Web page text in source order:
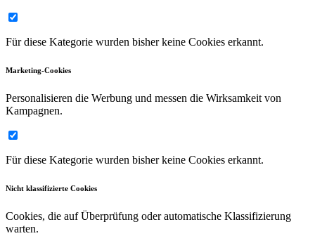
Für diese Kategorie wurden bisher keine Cookies erkannt.
Marketing-Cookies
Personalisieren die Werbung und messen die Wirksamkeit von
Kampagnen.
Für diese Kategorie wurden bisher keine Cookies erkannt.
Nicht klassifizierte Cookies
Cookies, die auf Überprüfung oder automatische Klassifizierung
warten.